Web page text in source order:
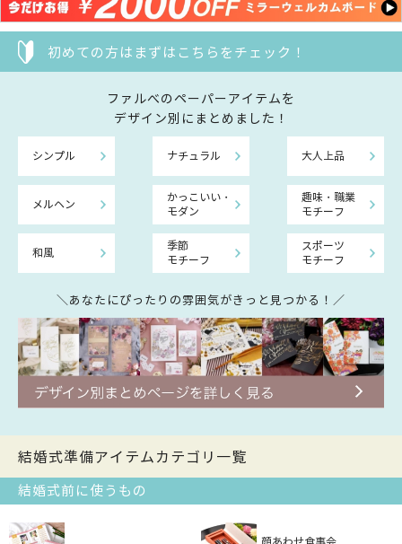
初めての方はまずはこちらをチェック！
ファルべのペーパーアイテムを
デザイン別にまとめました！
シンプル ナチュラル 大人上品
メルヘン
かっこいい・
モダン
趣味・職業
モチーフ
和風
季節
モチーフ
スポーツ
モチーフ
＼あなたにぴったりの雰囲気がきっと見つかる！／
結婚式準備アイテムカテゴリ一覧
結婚式前に使うもの